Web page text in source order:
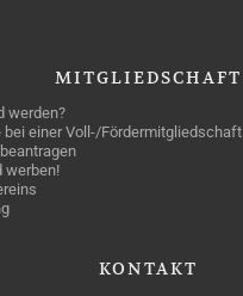
MITGLIEDSCHAFT
werden?
bei einer Voll-/Fördermitgliedschaft
werben!
KONTAKT